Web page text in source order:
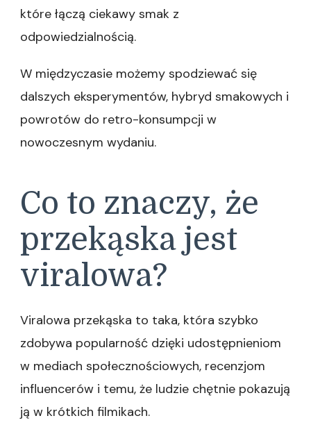
które łączą ciekawy smak z
odpowiedzialnością.
W międzyczasie możemy spodziewać się
dalszych eksperymentów, hybryd smakowych i
powrotów do retro-konsumpcji w
nowoczesnym wydaniu.
Co to znaczy, że
przekąska jest
viralowa?
Viralowa przekąska to taka, która szybko
zdobywa popularność dzięki udostępnieniom
w mediach społecznościowych, recenzjom
influencerów i temu, że ludzie chętnie pokazują
ją w krótkich filmikach.